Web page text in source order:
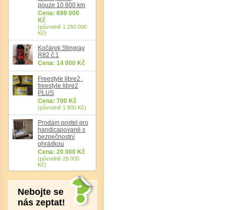
pouze 10 800 km
Cena: 699 000
Kč
(původně 1 250 000
Kč)
Kočárek Stingray
R82 č.1
Cena: 14 000 Kč
Freestyle libre2 ,
freestyle libre2
PLUS
Cena: 700 Kč
(původně 1 800 Kč)
Prodám postel pro
handicapované s
bezpečnostní
ohrádkou
Cena: 20 000 Kč
(původně 29 000
Kč)
Nebojte se
nás zeptat!